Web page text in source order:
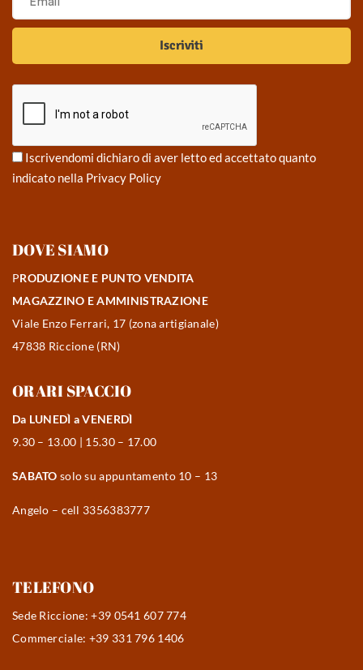
Iscrivendomi dichiaro di aver letto ed accettato quanto
indicato nella Privacy Policy
DOVE SIAMO
PRODUZIONE E PUNTO VENDITA
MAGAZZINO E AMMINISTRAZIONE
Viale Enzo Ferrari, 17 (zona artigianale)
47838 Riccione (RN)
ORARI SPACCIO
Da LUNEDÌ a VENERDÌ
9.30 – 13.00 | 15.30 – 17.00
SABATO solo su appuntamento 10 – 13
Angelo – cell 3356383777
TELEFONO
Sede Riccione: +39 0541 607 774
Commerciale: +39 331 796 1406